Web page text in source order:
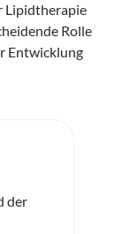
Lipidtherapie
Rolle
Entwicklung
der